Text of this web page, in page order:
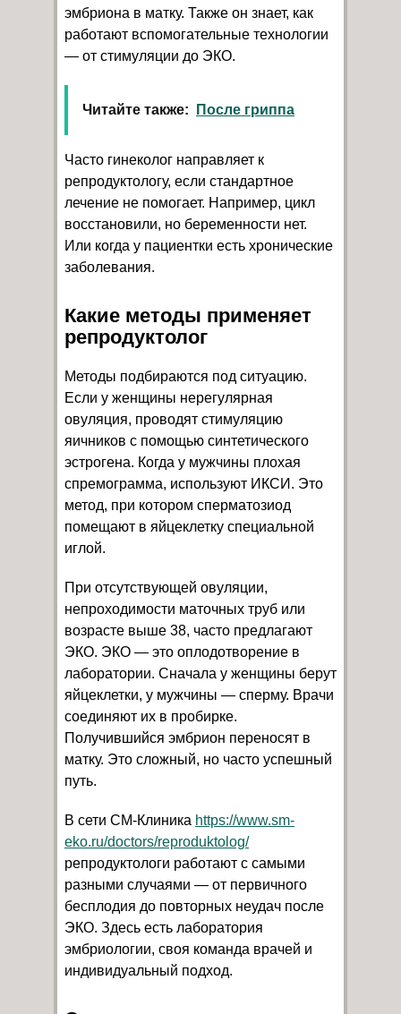
эмбриона в матку. Также он знает, как
работают вспомогательные технологии
— от стимуляции до ЭКО.
Читайте также: После гриппа
Часто гинеколог направляет к
репродуктологу, если стандартное
лечение не помогает. Например, цикл
восстановили, но беременности нет.
Или когда у пациентки есть хронические
заболевания.
Какие методы применяет
репродуктолог
Методы подбираются под ситуацию.
Если у женщины нерегулярная
овуляция, проводят стимуляцию
яичников с помощью синтетического
эстрогена. Когда у мужчины плохая
спремограмма, используют ИКСИ. Это
метод, при котором сперматозиод
помещают в яйцеклетку специальной
иглой.
При отсутствующей овуляции,
непроходимости маточных труб или
возрасте выше 38, часто предлагают
ЭКО. ЭКО — это оплодотворение в
лаборатории. Сначала у женщины берут
яйцеклетки, у мужчины — сперму. Врачи
соединяют их в пробирке.
Получившийся эмбрион переносят в
матку. Это сложный, но часто успешный
путь.
В сети СМ-Клиника https://www.sm-
eko.ru/doctors/reproduktolog/
репродуктологи работают с самыми
разными случаями — от первичного
бесплодия до повторных неудач после
ЭКО. Здесь есть лаборатория
эмбриологии, своя команда врачей и
индивидуальный подход.